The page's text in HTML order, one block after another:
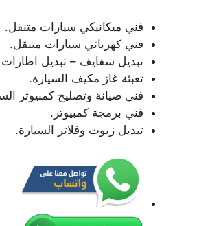
فني ميكانيكي سيارات متنقل.
فني كهربائي سيارات متنقل.
تبديل سفايف – تبديل
تعبئة غاز مكيف السيارة.
فني صيانة وتصليح كمبيوتر
فني برمجة كمبيوتر.
تبديل زيوت وفلاتر السيارة.